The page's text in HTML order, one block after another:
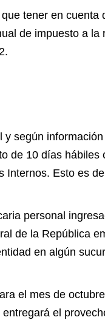
tener en
de impuesto a
según
de 10 días
Internos. Esto es
personal
de la República
en algún
el mes de
el